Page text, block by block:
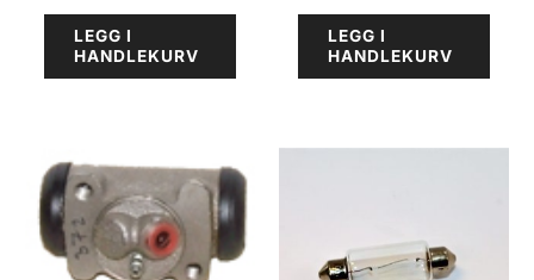
LEGG I
HANDLEKURV
LEGG I
HANDLEKURV